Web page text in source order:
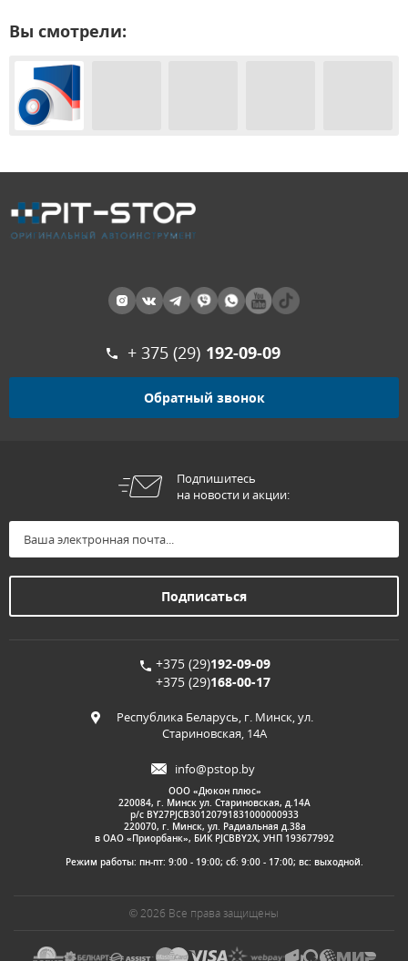
Вы смотрели:
+ 375 (29) 192-09-09
Обратный звонок
Подпишитесь
на новости и акции:
+375 (29)192-09-09
+375 (29)168-00-17
Республика Беларусь, г. Минск, ул.
Стариновская, 14А
info@pstop.by
ООО «Дюкон плюс»
220084, г. Минск ул. Стариновская, д.14А
р/с BY27PJCB30120791831000000933
220070, г. Минск, ул. Радиальная д.38а
в ОАО «Приорбанк», БИК PJCBBY2X, УНП 193677992
Режим работы: пн-пт: 9:00 - 19:00; сб: 9:00 - 17:00; вс: выходной.
© 2026 Все права защищены